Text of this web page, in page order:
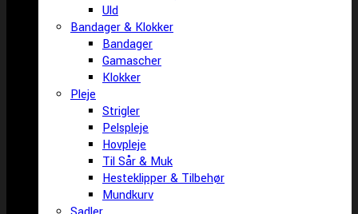
Uld
Bandager & Klokker
Bandager
Gamascher
Klokker
Pleje
Strigler
Pelspleje
Hovpleje
Til Sår & Muk
Hesteklipper & Tilbehør
Mundkurv